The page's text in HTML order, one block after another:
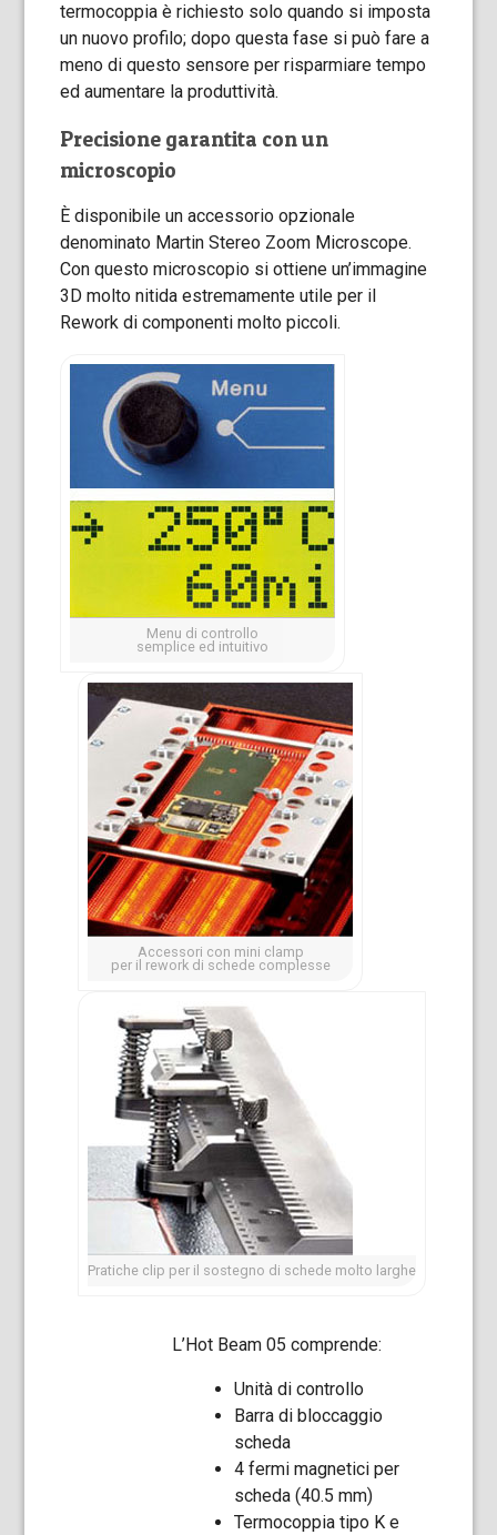
termocoppia è richiesto solo quando si imposta
un nuovo profilo; dopo questa fase si può fare a
meno di questo sensore per risparmiare tempo
ed aumentare la produttività.
Precisione garantita con un
microscopio
È disponibile un accessorio opzionale
denominato Martin Stereo Zoom Microscope.
Con questo microscopio si ottiene un’immagine
3D molto nitida estremamente utile per il
Rework di componenti molto piccoli.
Menu di controllo
semplice ed intuitivo
Accessori con mini clamp
per il rework di schede complesse
Pratiche clip per il sostegno di schede molto larghe
L’Hot Beam 05 comprende:
Unità di controllo
Barra di bloccaggio
scheda
4 fermi magnetici per
scheda (40.5 mm)
Termocoppia tipo K e